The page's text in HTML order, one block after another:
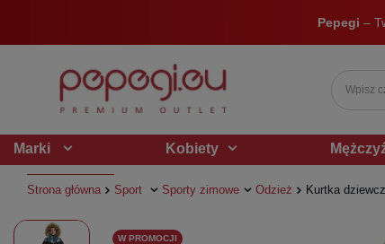
Pepegi –
Marki Kobiety
Strona główna Sport Sporty zimowe Odzież Kurtka
W PROMOCJI